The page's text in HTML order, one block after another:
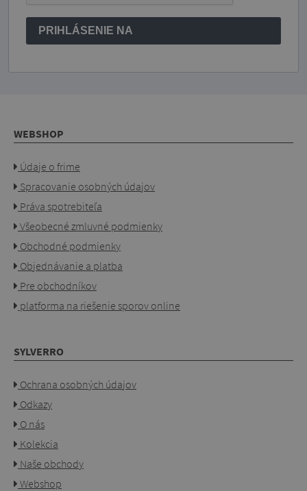
PRIHLÁSENIE NA
WEBSHOP
Údaje o frime
Spracovanie osobných údajov
Práva spotrebiteľa
Všeobecné zmluvné podmienky
Obchodné podmienky
Objednávanie a platba
Pre obchodníkov
platforma na riešenie sporov online
SYLVERRO
Ochrana osobných údajov
Odkazy
O nás
Kolekcia
Naše obchody
Webshop